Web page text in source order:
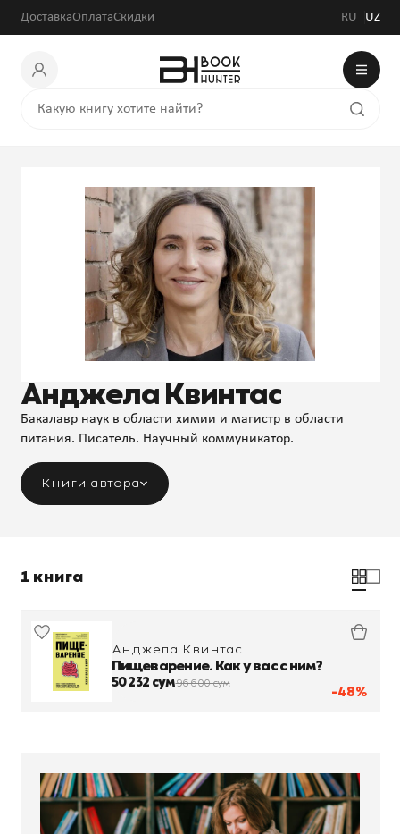
ДоставкаОплатаСкидки RU UZ
Анджела Квинтас
Бакалавр наук в области химии и магистр в области
питания. Писатель. Научный коммуникатор.
Книги автора
1 книга
-48%
Анджела Квинтас
Пищеварение. Как у вас с ним?
50 232 сум96 600 сум